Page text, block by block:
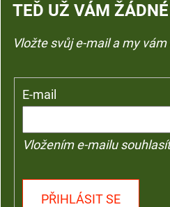
TEĎ UŽ VÁM
Vložte svůj e-mail a my
E-mail
Vložením e-mailu
PŘIHLÁSIT SE